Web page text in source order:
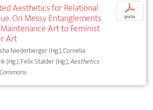
Aesthetics for Relational
On Messy Entanglements
Art to Feminist
Art
Niederberger (Hg.), Cornelia
(Hg.), Felix Stalder (Hg.),Aesthetics
p
gratis